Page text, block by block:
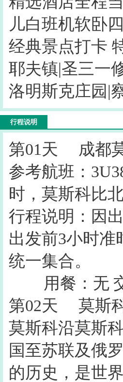
儿白班机软卧
经典景点打卡
耶夫镇|圣三一
洛明斯克庄园|
行程说明
第01天
成都
参考航班：
时，莫
行程说明：因
出发前3小时准
统一集合。
用餐：无
第02天
莫斯
莫斯科沿莫斯
国至苏联及俄
的历史，是世